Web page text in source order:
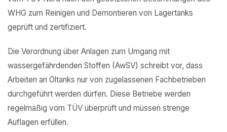
WHG zum Reinigen und Demontieren von Lagertanks
geprüft und zertifiziert.
Die Verordnung über Anlagen zum Umgang mit
wassergefährdenden Stoffen (AwSV) schreibt vor, dass
Arbeiten an Öltanks nur von zugelassenen Fachbetrieben
durchgeführt werden dürfen. Diese Betriebe werden
regelmäßig vom TÜV überprüft und müssen strenge
Auflagen erfüllen.